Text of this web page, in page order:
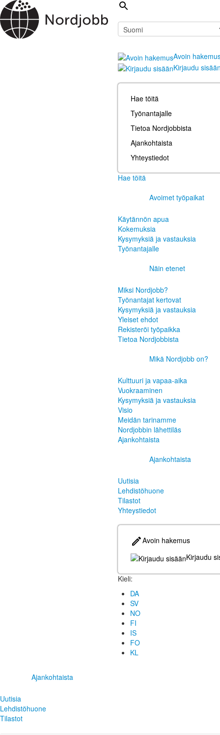
Avoin
Kirjaudu
Hae töitä
Työnantajalle
Tietoa Nordjobbista
Ajankohtaista
Yhteystiedot
Hae töitä
Avoimet työpaikat
Käytännön apua
Kokemuksia
Kysymyksiä ja vastauksia
Työnantajalle
Näin etenet
Miksi Nordjobb?
Työnantajat kertovat
Kysymyksiä ja vastauksia
Yleiset ehdot
Rekisteröi työpaikka
Tietoa Nordjobbista
Mikä Nordjobb on?
Kulttuuri ja vapaa-aika
Vuokraaminen
Kysymyksiä ja vastauksia
Visio
Meidän tarinamme
Nordjobbin lähettiläs
Ajankohtaista
Ajankohtaista
Uutisia
Lehdistöhuone
Tilastot
Yhteystiedot
Avoin hakemus
Kirjaudu
Kieli:
DA
SV
NO
FI
IS
FO
KL
Ajankohtaista
Uutisia
Lehdistöhuone
Tilastot